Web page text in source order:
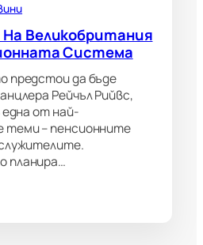
Великобритания
Система
предстои да бъде
Рейчъл Рийвс,
от най-
– пенсионните
планира…